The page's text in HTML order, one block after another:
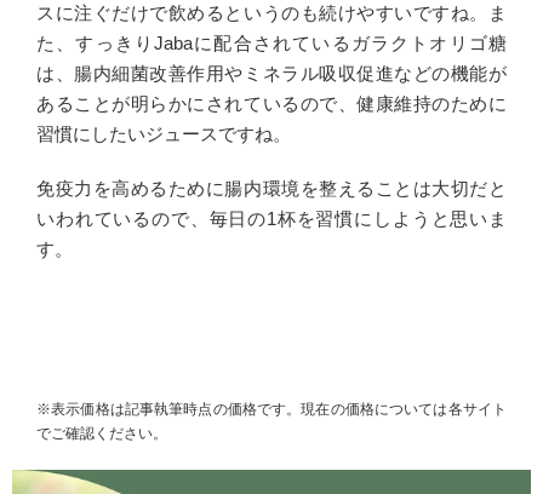
スに注ぐだけで飲めるというのも続けやすいですね。ま
た、すっきりJabaに配合されているガラクトオリゴ糖
は、腸内細菌改善作用やミネラル吸収促進などの機能が
あることが明らかにされているので、健康維持のために
習慣にしたいジュースですね。
免疫力を高めるために腸内環境を整えることは大切だと
いわれているので、毎日の1杯を習慣にしようと思いま
す。
※表示価格は記事執筆時点の価格です。現在の価格については各サイト
でご確認ください。